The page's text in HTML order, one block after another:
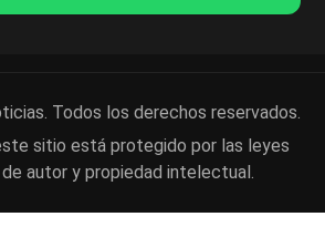
Todos los derechos reservados.
sitio está protegido por las leyes
autor y propiedad intelectual.